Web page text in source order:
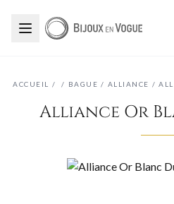
ACCUEIL / / BAGUE / ALLIANCE /
Alliance Or